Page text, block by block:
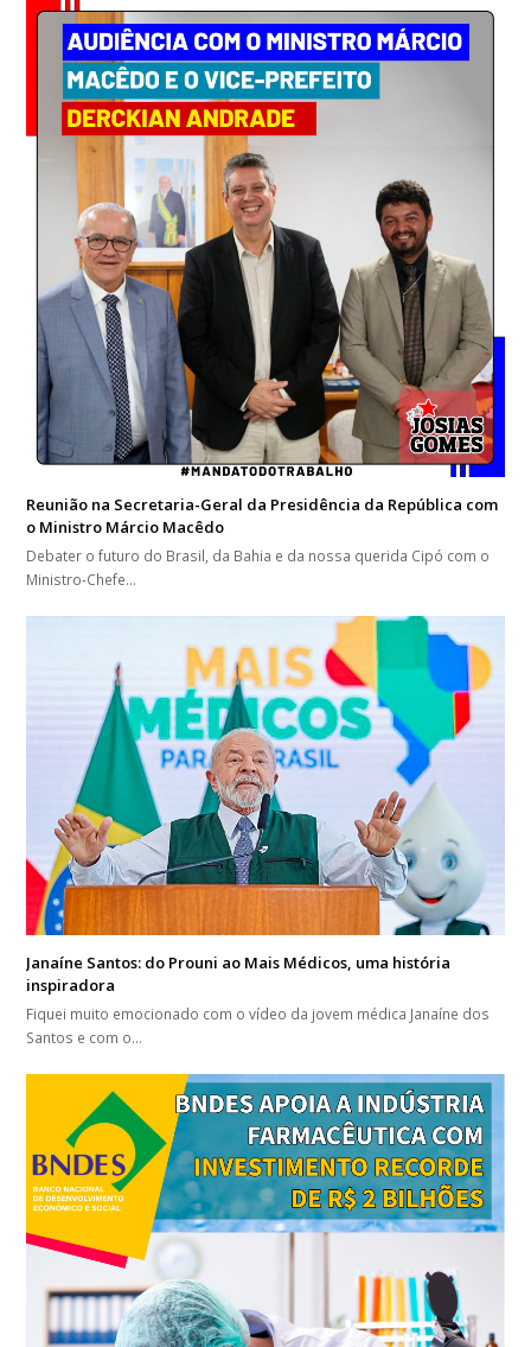
Reunião na Secretaria-Geral da Presidência da República com
o Ministro Márcio Macêdo
Debater o futuro do Brasil, da Bahia e da nossa querida Cipó com o
Ministro-Chefe…
Janaíne Santos: do Prouni ao Mais Médicos, uma história
inspiradora
Fiquei muito emocionado com o vídeo da jovem médica Janaíne dos
Santos e com o…